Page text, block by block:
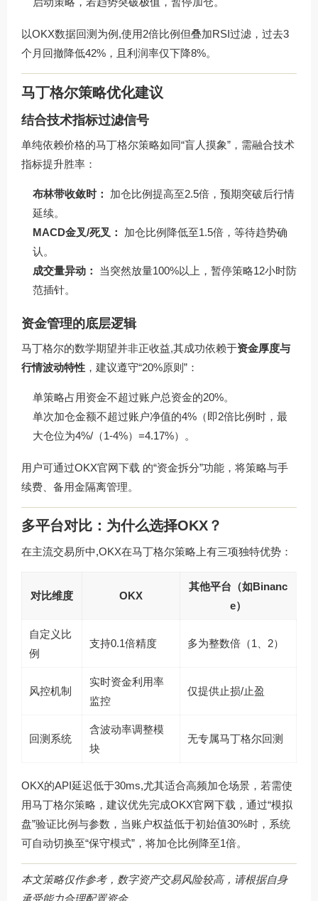
以OKX数据回测为例,使用2倍比例但叠加RSI过滤，过去3
个月回撤降低42%，且利润率仅下降8%。
马丁格尔策略优化建议
结合技术指标过滤信号
单纯依赖价格的马丁格尔策略如同“盲人摸象”，需融合技术
指标提升胜率：
布林带收敛时：
加仓比例提高至2.5倍，预期突破后行情
延续。
MACD金叉/死叉：
加仓比例降低至1.5倍，等待趋势确
认。
成交量异动：
当突然放量100%以上，暂停策略12小时防
范插针。
资金管理的底层逻辑
马丁格尔的数学期望并非正收益,其成功依赖于资金厚度与
行情波动特性 ，建议遵守“20%原则”：
单策略占用资金不超过账户总资金的20%。
单次加仓金额不超过账户净值的4%（即2倍比例时，最
大仓位为4%/（1-4%）=4.17%）。
用户可通过OKX官网下载 的“资金拆分”功能，将策略与手
续费、备用金隔离管理。
多平台对比：为什么选择OKX？
在主流交易所中,OKX在马丁格尔策略上有三项独特优势：
对比维度 OKX
其他平台（如Binanc
e）
自定义比
例
支持0.1倍精度 多为整数倍（1、2）
风控机制
实时资金利用率
监控
仅提供止损/止盈
回测系统
含波动率调整模
块
无专属马丁格尔回测
OKX的API延迟低于30ms,尤其适合高频加仓场景，若需使
用马丁格尔策略，建议优先完成OKX官网下载，通过“模拟
盘”验证比例与参数，当账户权益低于初始值30%时，系统
可自动切换至“保守模式”，将加仓比例降至1倍。
本文策略仅作参考，数字资产交易风险较高，请根据自身
承受能力合理配置资金。